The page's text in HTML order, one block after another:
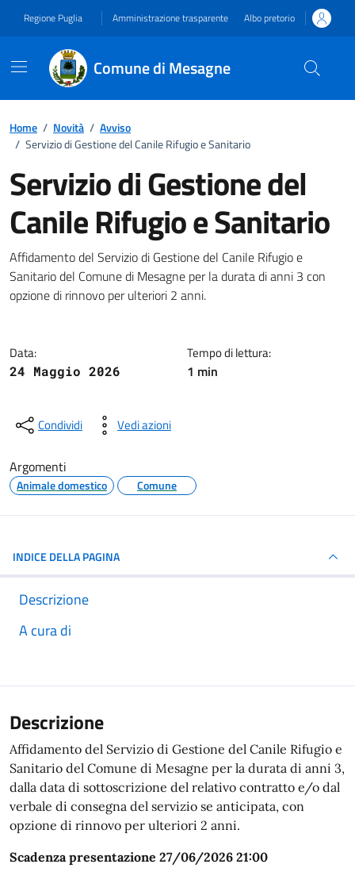
Regione Puglia Amministrazione trasparente Albo pretorio
Comune di Mesagne
Home / Novità / Avviso
/ Servizio di Gestione del Canile Rifugio e Sanitario
Servizio di Gestione del
Canile Rifugio e Sanitario
Dettagli della notizia
Affidamento del Servizio di Gestione del Canile Rifugio e
Sanitario del Comune di Mesagne per la durata di anni 3 con
opzione di rinnovo per ulteriori 2 anni.
Data:
24 Maggio 2026
Tempo di lettura:
1 min
Condividi Vedi azioni
Argomenti
Animale domestico Comune
INDICE DELLA PAGINA
Descrizione
A cura di
Descrizione
Affidamento del Servizio di Gestione del Canile Rifugio e
Sanitario del Comune di Mesagne per la durata di anni 3,
dalla data di sottoscrizione del relativo contratto e/o dal
verbale di consegna del servizio se anticipata, con
opzione di rinnovo per ulteriori 2 anni.
Scadenza presentazione 27/06/2026 21:00